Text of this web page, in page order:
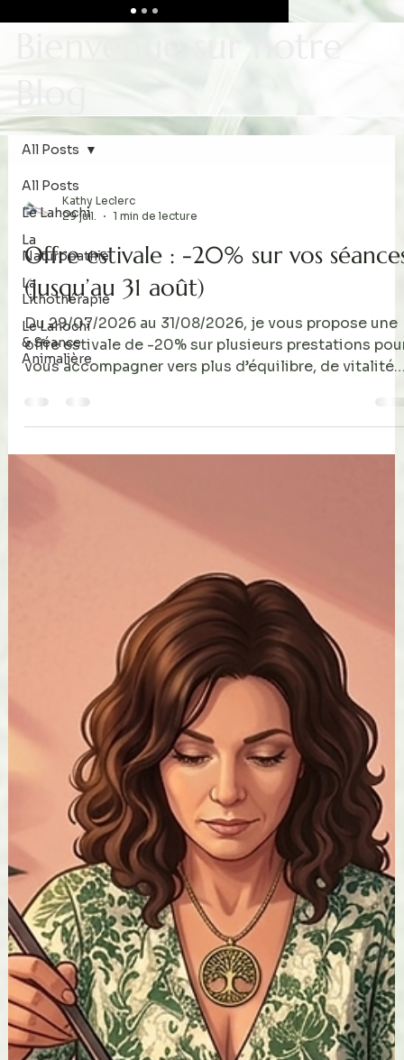
All Posts
Le Lahochi
La
Naturopathie
La
Lithothérapie
Le Lahochi
& Séance
Animalière
All Posts
Kathy Leclerc
29 juil.
1 min de lecture
Offre estivale : -20% sur vos
(jusqu’au 31 août)
Du 29/07/2026 au 31/08/2026, je vous propose une
offre estivale de -20% sur plusieurs prestations
vous accompagner vers plus d’équilibre, de vitalité
énergétiques Lahochi Métatron : -20%
Dégagements au plomb : -20% Séances de
naturopathie : -20% Pour en bénéficier, réservez
votre séance en ligne et mentionnez “OFFRE ÉTÉ
-20%” lors de votre prise de rendez-vous (ou en
message). Offre valable du jour de publication